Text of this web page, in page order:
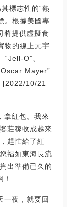
標志性的“熱
。根據美國專
將提供虛擬食
物的線上元宇
“Jell-O”、
Mayer”
[2022/10/21
紅包。我來
莊稼收成越來
趕忙給了紅
福如東海長流
出準備已久的
一夜，就要回